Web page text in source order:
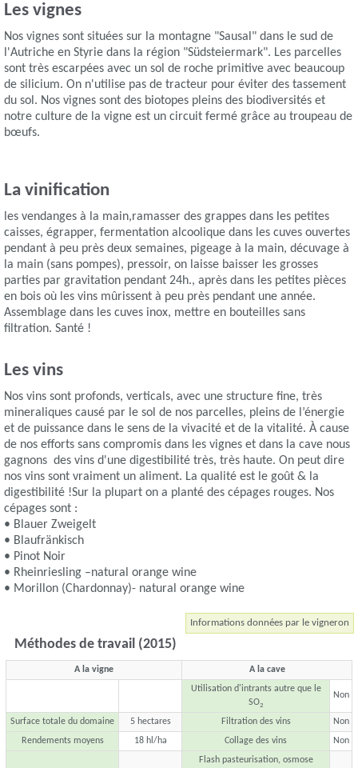
Les vignes
Nos vignes sont situées sur la montagne "Sausal" dans le sud de
l'Autriche en Styrie dans la région "Südsteiermark". Les parcelles
sont très escarpées avec un sol de roche primitive avec beaucoup
de silicium. On n'utilise pas de tracteur pour éviter des tassement
du sol. Nos vignes sont des biotopes pleins des biodiversités et
notre culture de la vigne est un circuit fermé grâce au troupeau de
bœufs.
La vinification
les vendanges à la main,ramasser des grappes dans les petites
caisses, égrapper, fermentation alcoolique dans les cuves ouvertes
pendant à peu près deux semaines, pigeage à la main, décuvage à
la main (sans pompes), pressoir, on laisse baisser les grosses
parties par gravitation pendant 24h., après dans les petites pièces
en bois où les vins mûrissent à peu près pendant une année.
Assemblage dans les cuves inox, mettre en bouteilles sans
filtration. Santé !
Les vins
Nos vins sont profonds, verticals, avec une structure fine, très
mineraliques causé par le sol de nos parcelles, pleins de l’énergie
et de puissance dans le sens de la vivacité et de la vitalité. À cause
de nos efforts sans compromis dans les vignes et dans la cave nous
gagnons des vins d'une digestibilité très, très haute. On peut dire
nos vins sont vraiment un aliment. La qualité est le goût & la
digestibilité !Sur la plupart on a planté des cépages rouges. Nos
cépages sont :
• Blauer Zweigelt
• Blaufränkisch
• Pinot Noir
• Rheinriesling –natural orange wine
• Morillon (Chardonnay)- natural orange wine
Informations données par le vigneron
Méthodes de travail (2015)
A la vigne
A la cave
Utilisation d'intrants autre que le
SO2
Non
Surface totale du domaine 5 hectares Filtration des vins
Non
Rendements moyens
18 hl/ha Collage des vins Non
Flash pasteurisation, osmose